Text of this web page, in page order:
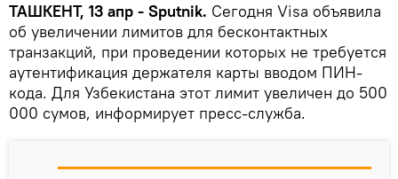
ТАШКЕНТ, 13 апр - Sputnik. Сегодня Visa объявила
об увеличении лимитов для бесконтактных
транзакций, при проведении которых не требуется
аутентификация держателя карты вводом ПИН-
кода. Для Узбекистана этот лимит увеличен до 500
000 сумов, информирует пресс-служба.